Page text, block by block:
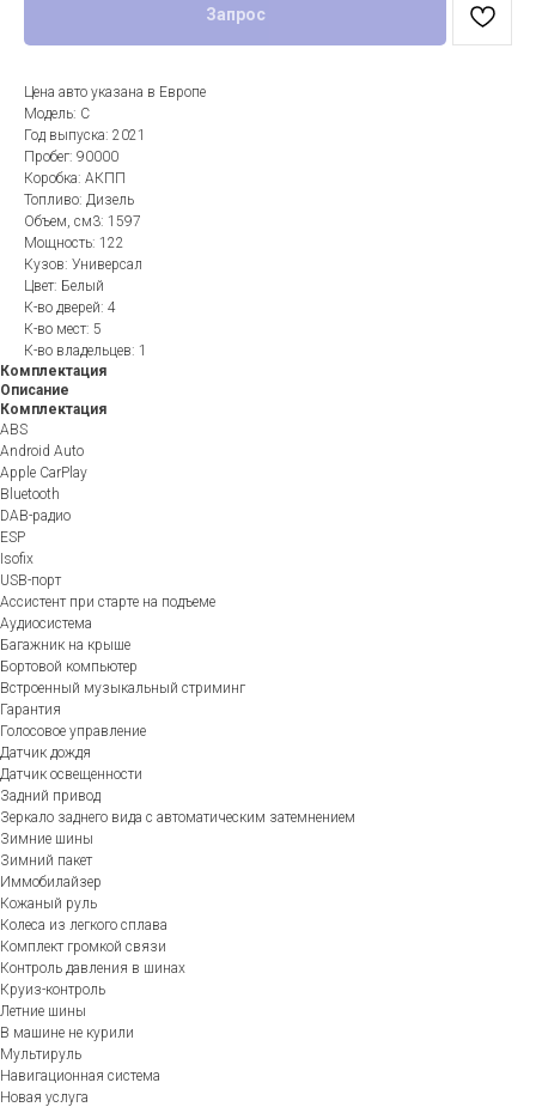
Запрос
Цена авто указана в Европе
Модель: C
Год выпуска: 2021
Пробег: 90000
Коробка: АКПП
Топливо: Дизель
Объем, см3: 1597
Мощность: 122
Кузов: Универсал
Цвет: Белый
К-во дверей: 4
К-во мест: 5
К-во владельцев: 1
Комплектация
Описание
Комплектация
ABS
Android Auto
Apple CarPlay
Bluetooth
DAB-радио
ESP
Isofix
USB-порт
Ассистент при старте на подъеме
Аудиосистема
Багажник на крыше
Бортовой компьютер
Встроенный музыкальный стриминг
Гарантия
Голосовое управление
Датчик дождя
Датчик освещенности
Задний привод
Зеркало заднего вида с автоматическим затемнением
Зимние шины
Зимний пакет
Иммобилайзер
Кожаный руль
Колеса из легкого сплава
Комплект громкой связи
Контроль давления в шинах
Круиз-контроль
Летние шины
В машине не курили
Мультируль
Навигационная система
Новая услуга